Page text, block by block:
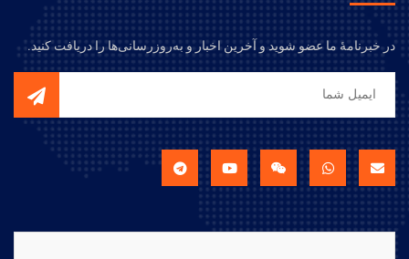
در خبرنامهٔ ما عضو شوید و آخرین اخبار و به‌روزرسانی‌ها را دریافت کنید.